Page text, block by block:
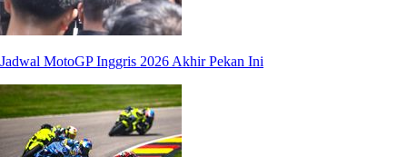
Jadwal MotoGP Inggris 2026 Akhir Pekan Ini